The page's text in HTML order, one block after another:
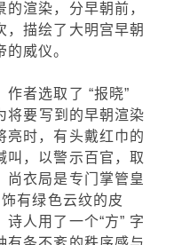
渲染，分早朝前，
，描绘了大明宫早朝
威仪。
者选取了 “报晓”
将要写到的早朝渲染
亮时，有头戴红巾的
叫，以警示百官，取
尚衣局是专门掌管皇
有绿色云纹的皮
人用了一个“方” 字